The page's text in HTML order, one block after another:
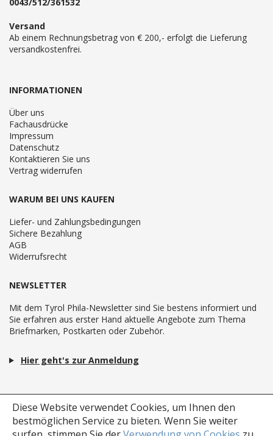
Diese Website verwendet Cookies, um Ihnen den
bestmöglichen Service zu bieten. Wenn Sie weiter
Versand
Ab einem Rechnungsbetrag von € 200,- erfolgt die Lieferung
versandkostenfrei.
INFORMATIONEN
Über uns
Fachausdrücke
Impressum
Datenschutz
Kontaktieren Sie uns
Vertrag widerrufen
WARUM BEI UNS KAUFEN
Liefer- und Zahlungsbedingungen
Sichere Bezahlung
AGB
Widerrufsrecht
NEWSLETTER
Mit dem Tyrol Phila-Newsletter sind Sie bestens informiert und
Sie erfahren aus erster Hand aktuelle Angebote zum Thema
Briefmarken, Postkarten oder Zubehör.
Hier geht's zur Anmeldung